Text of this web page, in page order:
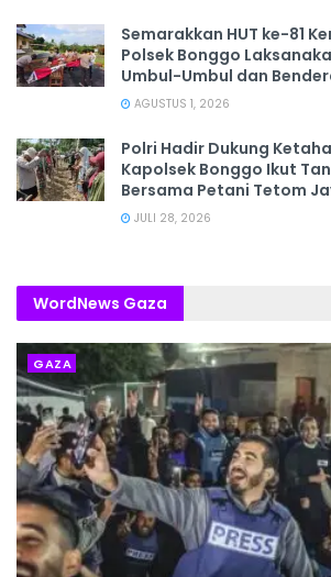
Semarakkan HUT ke-81
Polsek Bonggo
Umbul-Umbul dan
AGUSTUS 1, 2026
Polri Hadir Dukung
Kapolsek Bonggo Ikut
Bersama Petani Tetom
JULI 28, 2026
WordNews Gaza
GAZA